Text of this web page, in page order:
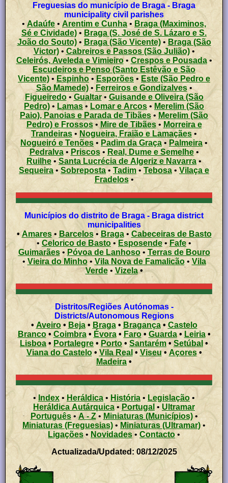
Freguesias do município de Braga - Braga
municipality civil parishes
• Adaúfe • Arentim e Cunha • Braga (Maximinos,
Sé e Cividade) • Braga (S. José de S. Lázaro e S.
João do Souto)• Braga (São Vicente)• Braga (São
Victor)• Cabreiros e Passos (São Julião)•
Celeirós, Aveleda e Vimieiro• Crespos e Pousada•
Escudeiros e Penso (Santo Estêvão e São
Vicente) • Espinho • Esporões• Este (São Pedro e
São Mamede)• Ferreiros e Gondizalves•
Figueiredo• Gualtar• Guisande e Oliveira (São
Pedro) • Lamas • Lomar e Arcos • Merelim (São
Paio), Panoias e Parada de Tibães • Merelim (São
Pedro) e Frossos• Mire de Tibães• Morreira e
Trandeiras • Nogueira, Fraião e Lamaçães •
Nogueiró e Tenões • Padim da Graça • Palmeira •
Pedralva• Priscos• Real, Dume e Semelhe•
Ruilhe • Santa Lucrécia de Algeriz e Navarra •
Sequeira• Sobreposta• Tadim • Tebosa • Vilaça e
Fradelos•
Municípios do distrito de Braga - Braga district
municipalities
• Amares• Barcelos• Braga• Cabeceiras de Basto
•
Celorico de Basto • Esposende• Fafe•
Guimarães• Póvoa de Lanhoso•
Terras de Bouro
• Vieira do Minho• Vila Nova de Famalicão• Vila
Verde• Vizela•
Distritos/Regiões Autónomas -
Districts/Autonomous Regions
• Aveiro• Beja• Braga• Bragança• Castelo
Branco• Coimbra• Évora• Faro• Guarda• Leiria•
Lisboa•Portalegre • Porto• Santarém • Setúbal•
Viana do Castelo• Vila Real • Viseu• Açores •
Madeira •
• Index • Heráldica • História • Legislação •
Heráldica Autárquica• Portugal • Ultramar
Português•A - Z• Miniaturas (Municípios)•
Miniaturas (Freguesias)• Miniaturas (Ultramar)•
Ligações• Novidades • Contacto •
Actualizada/Updated: 08/12/2025